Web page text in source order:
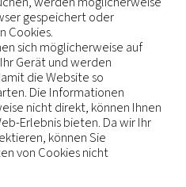
besuchen, werden
Browser gespeichert oder
von Cookies.
sich